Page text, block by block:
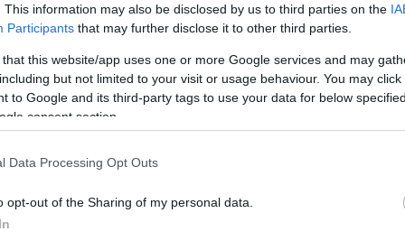
This information may also be disclosed by us to third parties on the
Participants that may further disclose it to other third parties.
that this website/app uses one or more Google services and may
but not limited to your visit or usage behaviour. You may
to Google and its third-party tags to use your data for below
consent section.
Data Processing Opt Outs
opt-out of the Sharing of my personal data.
95.250 Ft (70.000 Ft +áfa), részletfizetési
klasszikus színészképzés, nem biztosít
a hagyományos színházi világba!
szakmai alapjait, gyakorlatát és elméletét, a